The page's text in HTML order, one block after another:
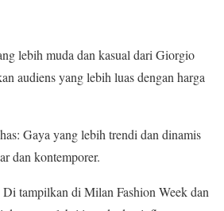
lebih muda dan kasual dari Giorgio
audiens yang lebih luas dengan harga
Gaya yang lebih trendi dan dinamis
dan kontemporer.
tampilkan di Milan Fashion Week dan